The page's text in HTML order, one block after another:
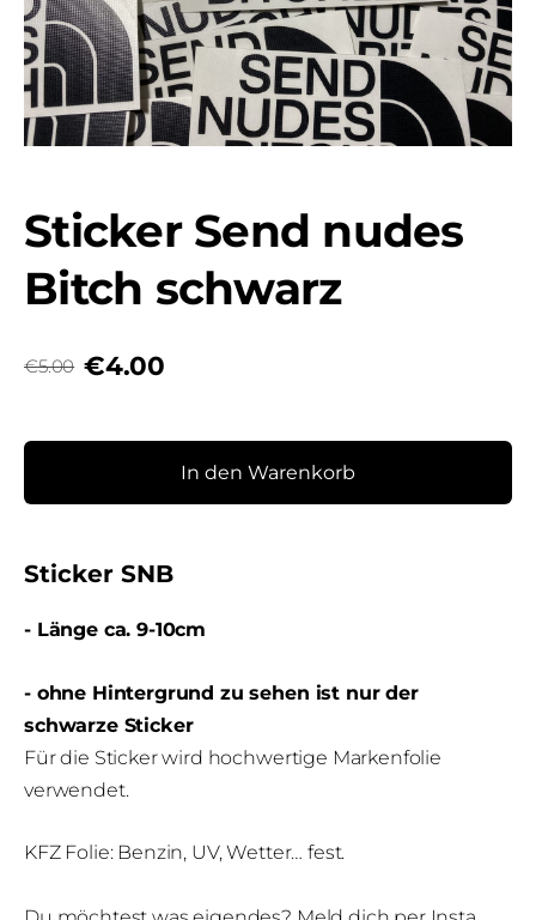
Sticker Send nudes
Bitch schwarz
€5.00 €4.00
In den Warenkorb
Sticker SNB
- Länge ca. 9-10cm
- ohne Hintergrund zu sehen ist nur der
schwarze Sticker
Für die Sticker wird hochwertige Markenfolie
verwendet.
KFZ Folie: Benzin, UV, Wetter… fest.